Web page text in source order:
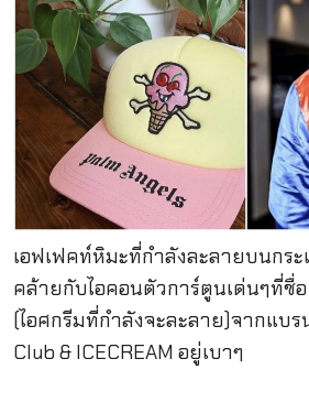
เอฟเฟคท์หิมะที่กำลังละลายบนกระ
คล้ายกับไอคอนตัวการ์ตูนเด่นๆที่ชื่อ
(ไอศกรีมที่กำลังจะละลาย)จากแบร
Club & ICECREAM อยู่เบาๆ